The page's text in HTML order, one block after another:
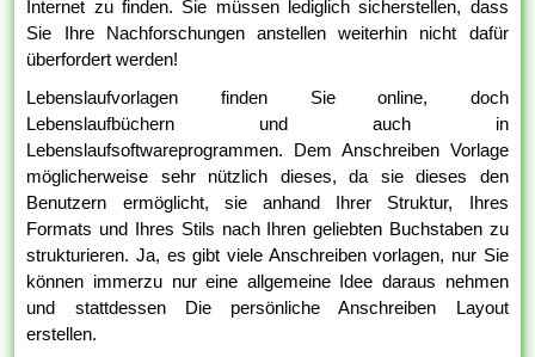
Internet zu finden. Sie müssen lediglich sicherstellen, dass
Sie Ihre Nachforschungen anstellen weiterhin nicht dafür
überfordert werden!
Lebenslaufvorlagen finden Sie online, doch
Lebenslaufbüchern und auch in
Lebenslaufsoftwareprogrammen. Dem Anschreiben Vorlage
möglicherweise sehr nützlich dieses, da sie dieses den
Benutzern ermöglicht, sie anhand Ihrer Struktur, Ihres
Formats und Ihres Stils nach Ihren geliebten Buchstaben zu
strukturieren. Ja, es gibt viele Anschreiben vorlagen, nur Sie
können immerzu nur eine allgemeine Idee daraus nehmen
und stattdessen Die persönliche Anschreiben Layout
erstellen.